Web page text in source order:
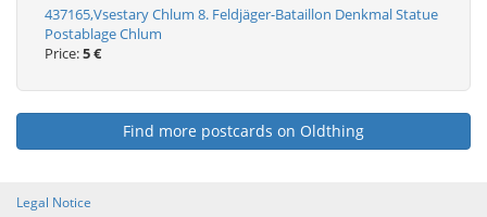
437165,Vsestary Chlum 8. Feldjäger-Bataillon Denkmal Statue
Postablage Chlum
Price:5 €
Find more postcards on Oldthing
Legal Notice